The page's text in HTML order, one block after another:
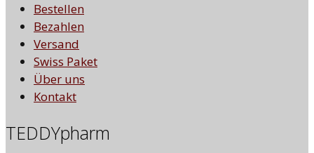
Bestellen
Bezahlen
Versand
Swiss Paket
Über uns
Kontakt
TEDDYpharm